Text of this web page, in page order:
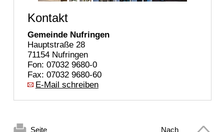
Kontakt
Gemeinde Nufringen
Hauptstraße 28
71154 Nufringen
Fon: 07032 9680-0
Fax: 07032 9680-60
E-Mail schreiben
Seite
Nach